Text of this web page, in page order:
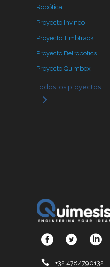
Robótica
Proyecto Invineo
Proyecto Timbtrack
Proyecto Belrobotics
Proyecto Quimbox
Todos los proyectos
+32 478/790132